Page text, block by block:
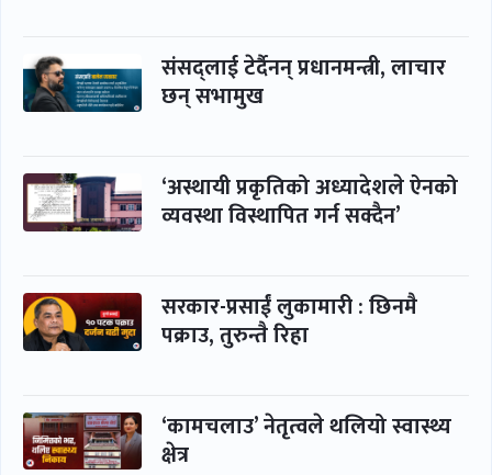
संसद्लाई टेर्दैनन् प्रधानमन्त्री, लाचार
छन् सभामुख
‘अस्थायी प्रकृतिको अध्यादेशले ऐनको
व्यवस्था विस्थापित गर्न सक्दैन’
सरकार-प्रसाईं लुकामारी : छिनमै
पक्राउ, तुरुन्तै रिहा
‘कामचलाउ’ नेतृत्वले थलियो स्वास्थ्य
क्षेत्र